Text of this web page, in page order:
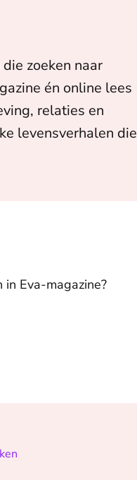
zoeken naar
én online lees
relaties en
levensverhalen die
Eva-magazine?